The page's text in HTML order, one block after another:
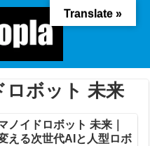
ロボット 未来
ノイドロボット 未来｜
える次世代AIと人型ロボ
Translate »